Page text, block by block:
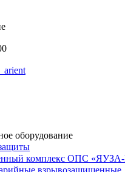
оборудование
комплекс ОПС
взрывозащищенные